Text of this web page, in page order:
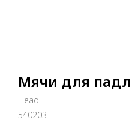
Мячи для падл
Head
540203